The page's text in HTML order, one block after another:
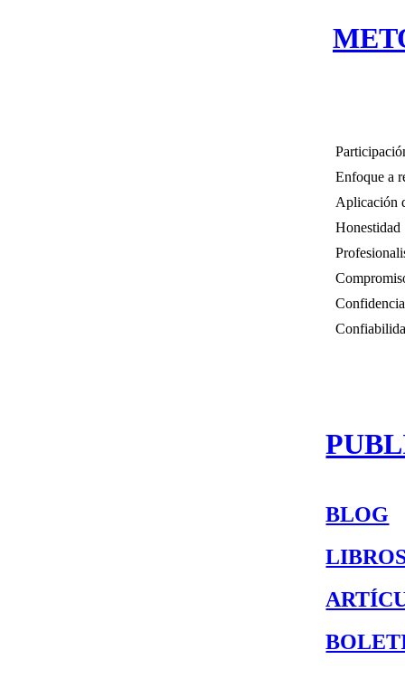
Enfoque a
Aplicación
Honestidad
BLOG